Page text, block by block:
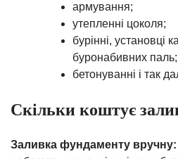
армування;
утепленні цоколя;
бурінні, установці
буронабивних паль;
бетонуванні і так
Скільки коштує
Заливка фундаменту вручну: